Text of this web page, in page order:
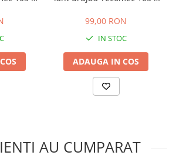
99,00 RON
IN STOC
ADAUGA IN COS
AU CUMPARAT